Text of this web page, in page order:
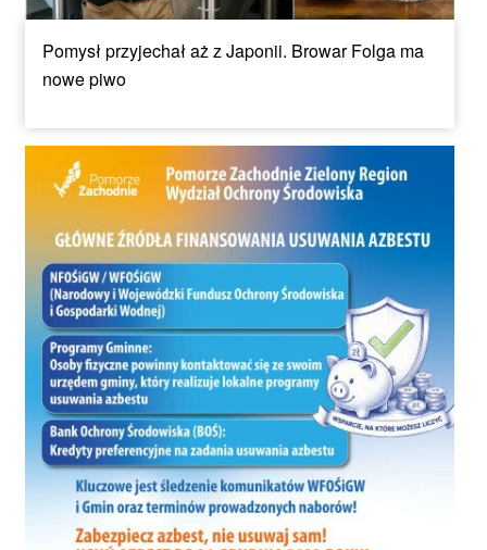
Pomysł przyjechał aż z Japonii. Browar Folga ma
nowe piwo